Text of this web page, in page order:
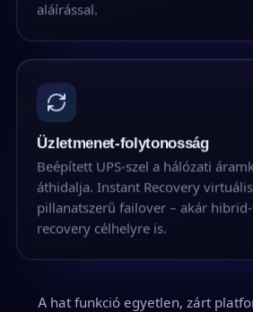
aláírással.
Üzletmenet-folytonosság
Beépített UPS-szel a hálózati
áthidalja. Instant Recovery
pillanatszerű failover – akár
recovery célhelyre is.
A hat funkció egyetlen, zárt